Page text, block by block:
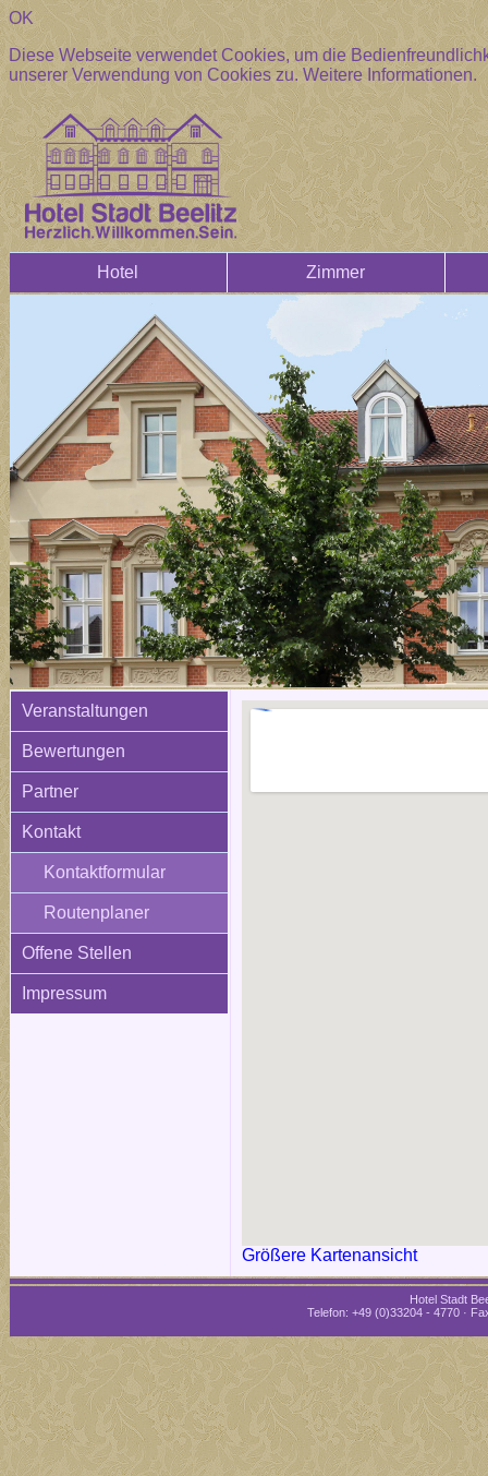
OK
Diese Webseite verwendet Cookies, um die
unserer Verwendung von Cookies zu.Weitere Informationen.
Hotel Zimmer
Veranstaltungen
Bewertungen
Partner
Kontakt
Kontaktformular
Routenplaner
Offene Stellen
Impressum
Größere Kartenansicht
Hotel Stadt
Telefon: +49 (0)33204 - 4770 ·